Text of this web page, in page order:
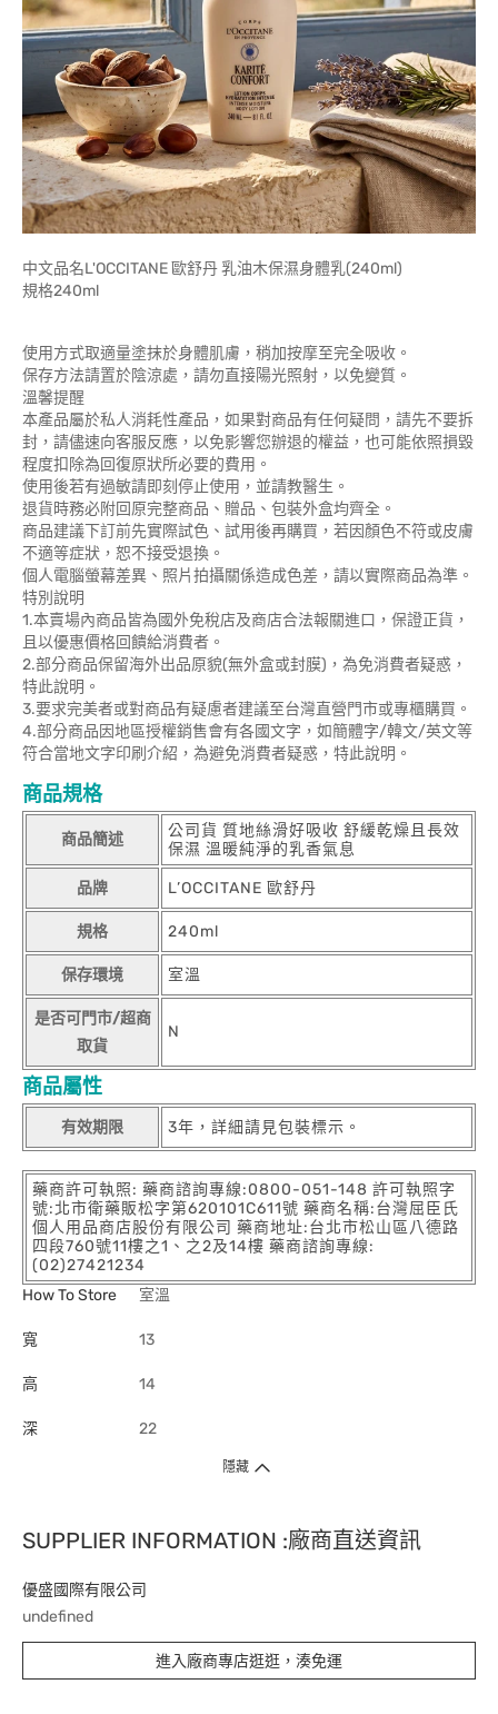
中文品名L'OCCITANE 歐舒丹 乳油木保濕身體乳(240ml)
規格240ml
使用方式取適量塗抹於身體肌膚，稍加按摩至完全吸收。
保存方法請置於陰涼處，請勿直接陽光照射，以免變質。
溫馨提醒
本產品屬於私人消耗性產品，如果對商品有任何疑問，請先不要拆
封，請儘速向客服反應，以免影響您辦退的權益，也可能依照損毀
程度扣除為回復原狀所必要的費用。
使用後若有過敏請即刻停止使用，並請教醫生。
退貨時務必附回原完整商品、贈品、包裝外盒均齊全。
商品建議下訂前先實際試色、試用後再購買，若因顏色不符或皮膚
不適等症狀，恕不接受退換。
個人電腦螢幕差異、照片拍攝關係造成色差，請以實際商品為準。
特別說明
1.本賣場內商品皆為國外免稅店及商店合法報關進口，保證正貨，
且以優惠價格回饋給消費者。
2.部分商品保留海外出品原貌(無外盒或封膜)，為免消費者疑惑，
特此說明。
3.要求完美者或對商品有疑慮者建議至台灣直營門市或專櫃購買。
4.部分商品因地區授權銷售會有各國文字，如簡體字/韓文/英文等
符合當地文字印刷介紹，為避免消費者疑惑，特此說明。
商品規格
商品簡述
公司貨 質地絲滑好吸收 舒緩乾燥且長效
保濕 溫暖純淨的乳香氣息
品牌 L’OCCITANE 歐舒丹
規格 240ml
保存環境 室溫
是否可門市/超商
取貨
N
商品屬性
有效期限 3年，詳細請見包裝標示。
藥商許可執照: 藥商諮詢專線:0800-051-148 許可執照字
號:北市衛藥販松字第620101C611號 藥商名稱:台灣屈臣氏
個人用品商店股份有限公司 藥商地址:台北市松山區八德路
四段760號11樓之1、之2及14樓 藥商諮詢專線:
(02)27421234
How To Store
室溫
寬 13
高 14
深 22
隱藏
SUPPLIER INFORMATION :廠商直送資訊
優盛國際有限公司
undefined
進入廠商專店逛逛，湊免運